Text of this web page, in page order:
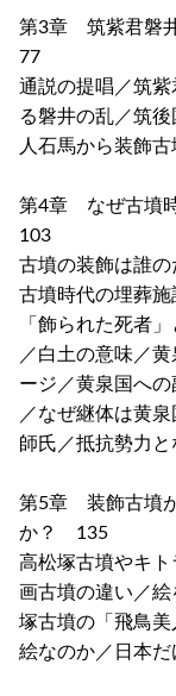
第3章 筑紫君磐
77
通説の提唱／筑
る磐井の乱／筑
人石馬から装飾
第4章 なぜ古墳
103
古墳の装飾は誰
古墳時代の埋葬
「飾られた死者
／白土の意味／
ージ／黄泉国へ
／なぜ継体は黄
師氏／抵抗勢力
第5章 装飾古墳
か？ 135
高松塚古墳やキ
画古墳の違い／
塚古墳の「飛鳥
絵なのか／日本